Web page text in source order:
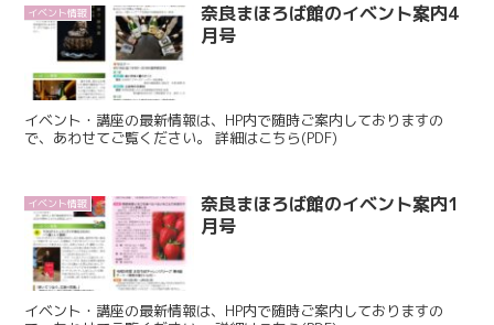
イベント情報
奈良まほろば館のイベント案内4
月号
イベント・講座の最新情報は、HP内で随時ご案内しておりますの
で、あわせてご覧ください。 詳細はこちら(PDF)
イベント情報
奈良まほろば館のイベント案内1
月号
イベント・講座の最新情報は、HP内で随時ご案内しておりますの